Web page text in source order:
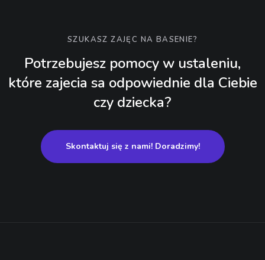
SZUKASZ ZAJĘC NA BASENIE?
Potrzebujesz pomocy w ustaleniu,
które zajecia sa odpowiednie dla Ciebie
czy dziecka?
Skontaktuj się z nami! Doradzimy!